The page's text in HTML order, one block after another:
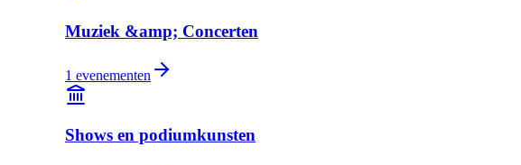
Muziek &amp; Concerten
1 evenementen
Shows en podiumkunsten